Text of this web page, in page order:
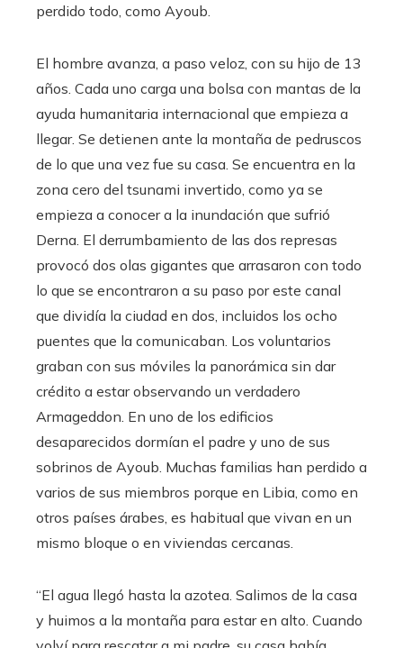
perdido todo, como Ayoub.
El hombre avanza, a paso veloz, con su hijo de 13
años. Cada uno carga una bolsa con mantas de la
ayuda humanitaria internacional que empieza a
llegar. Se detienen ante la montaña de pedruscos
de lo que una vez fue su casa. Se encuentra en la
zona cero del tsunami invertido, como ya se
empieza a conocer a la inundación que sufrió
Derna. El derrumbamiento de las dos represas
provocó dos olas gigantes que arrasaron con todo
lo que se encontraron a su paso por este canal
que dividía la ciudad en dos, incluidos los ocho
puentes que la comunicaban. Los voluntarios
graban con sus móviles la panorámica sin dar
crédito a estar observando un verdadero
Armageddon. En uno de los edificios
desaparecidos dormían el padre y uno de sus
sobrinos de Ayoub. Muchas familias han perdido a
varios de sus miembros porque en Libia, como en
otros países árabes, es habitual que vivan en un
mismo bloque o en viviendas cercanas.
“El agua llegó hasta la azotea. Salimos de la casa
y huimos a la montaña para estar en alto. Cuando